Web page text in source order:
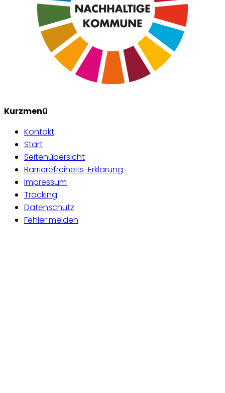
Kurzmenü
Kontakt
Start
Seitenübersicht
Barrierefreiheits-Erklärung
Impressum
Tracking
Datenschutz
Fehler melden